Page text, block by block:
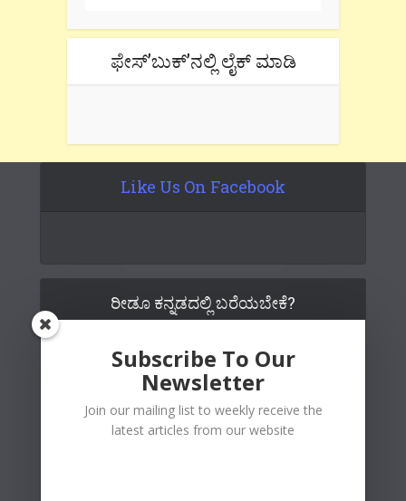
ಫೇಸ್’ಬುಕ್’ನಲ್ಲಿ ಲೈಕ್ ಮಾಡಿ
Like Us On Facebook
ರೀಡೂ ಕನ್ನಡದಲ್ಲಿ ಬರೆಯಬೇಕೆ?
Subscribe To Our
Newsletter
Join our mailing list to weekly receive the
latest articles from our website